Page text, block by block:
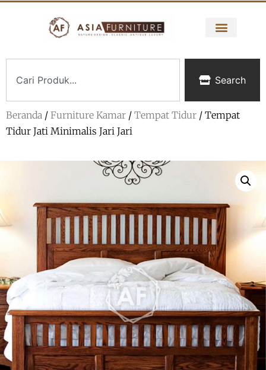
Search
Beranda / Furniture Kamar / Tempat Tidur / Tempat
Tidur Jati Minimalis Jari Jari